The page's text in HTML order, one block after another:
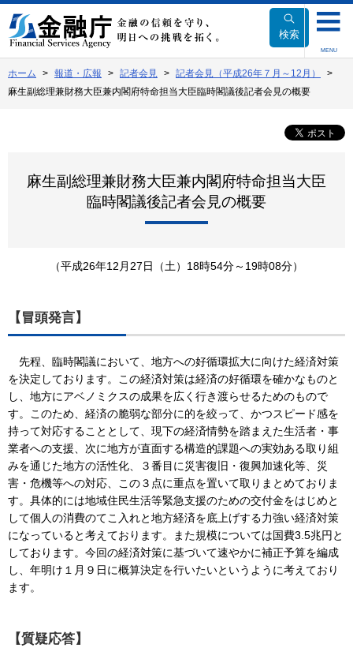
文
へ
動
検索
MENU
ホーム 報道・広報 記者会見
記者会見（平成26年７月～12月）
麻生副総理兼財務大臣兼内閣府特命担当大臣臨時閣議後記者会見の概要
麻生副総理兼財務大臣兼内閣府特命担当大臣
臨時閣議後記者会見の概要
（平成26年12月27日（土）18時54分～19時08分）
【冒頭発言】
先程、臨時閣議において、地方への好循環拡大に向けた経済対策
を決定しております。この経済対策は経済の好循環を確かなものと
し、地方にアベノミクスの成果を広く行き渡らせるためのもので
す。このため、経済の脆弱な部分に的を絞って、かつスピード感を
持って対応することとして、現下の経済情勢を踏まえた生活者・事
業者への支援、次に地方が直面する構造的課題への実効ある取り組
みを通じた地方の活性化、３番目に災害復旧・復興加速化等、災
害・危機等への対応、この３点に重点を置いて取りまとめておりま
す。具体的には地域住民生活等緊急支援のための交付金をはじめと
して個人の消費のてこ入れと地方経済を底上げする力強い経済対策
になっていると考えております。また規模については国費3.5兆円と
しております。今回の経済対策に基づいて速やかに補正予算を編成
し、年明け１月９日に概算決定を行いたいというように考えており
ます。
【質疑応答】